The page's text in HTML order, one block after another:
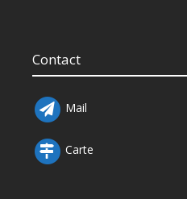
Contact
Mail
Carte